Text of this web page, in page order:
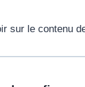
sur le contenu